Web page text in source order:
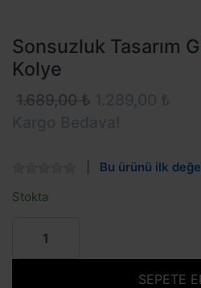
Sonsuzluk Tasarım
Kolye
1.689,00 ₺
Bu ürünü ilk
Stokta
SEPETE